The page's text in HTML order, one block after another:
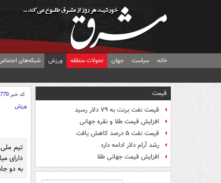
خانه سیاست جهان تحولات منطقه ورزش شبکه‌های
قیمت
قیمت نفت برنت به ۷۹ دلار رسید
افزایش قیمت طلا و نقره جهانی
قیمت نفت ۵ درصد کاهش یافت
رشد آرام دلار ادامه دارد
افزایش قیمت جهانی طلا
کد خبر
ورزش
تیم
به دو